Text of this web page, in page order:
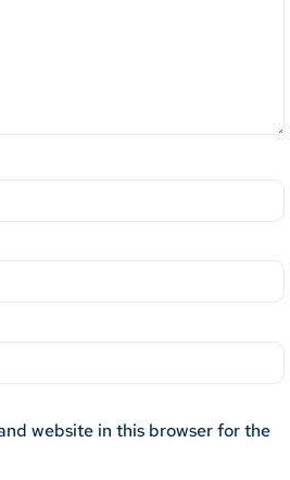
website in this browser for the